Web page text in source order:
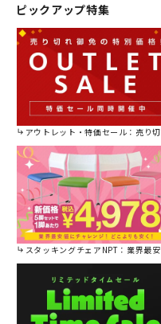
ピックアップ特集
アウトレット・特価セール：売り切れ御免の特別価格！
スタッキングチェアNPT：業界最安値に挑戦！